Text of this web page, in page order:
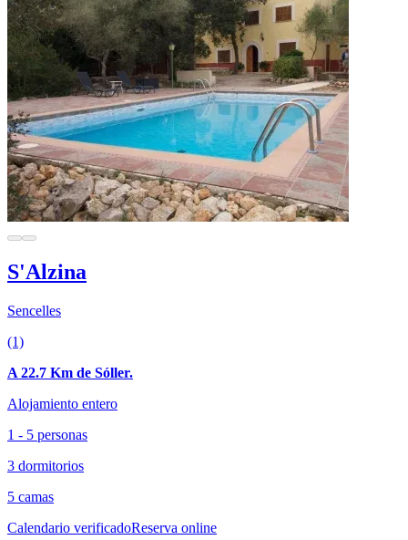
S'Alzina
Sencelles
(1)
A 22.7 Km de Sóller.
Alojamiento entero
1 - 5 personas
3 dormitorios
5 camas
Calendario verificadoReserva online